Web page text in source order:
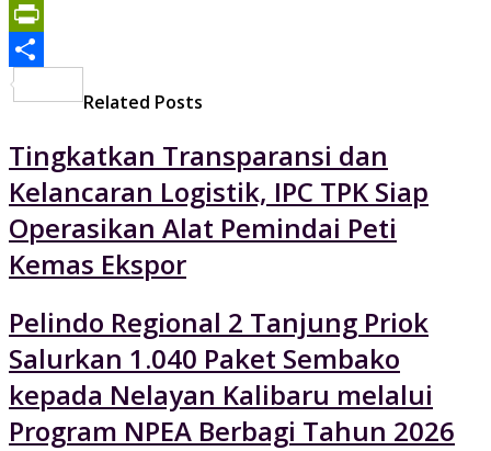
Print
PrintFriendly
Related Posts
Tingkatkan Transparansi dan
Kelancaran Logistik, IPC TPK Siap
Operasikan Alat Pemindai Peti
Kemas Ekspor
Pelindo Regional 2 Tanjung Priok
Salurkan 1.040 Paket Sembako
kepada Nelayan Kalibaru melalui
Program NPEA Berbagi Tahun 2026